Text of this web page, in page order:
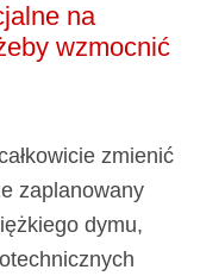
na
wzmocnić
zmienić
zaplanowany
dymu,